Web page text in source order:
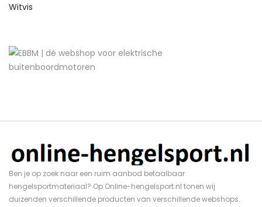
Witvis
Ben je op zoek naar een ruim aanbod betaalbaar
hengelsportmateriaal? Op Online-hengelsport.nl tonen wij
duizenden verschillende producten van verschillende webshops.